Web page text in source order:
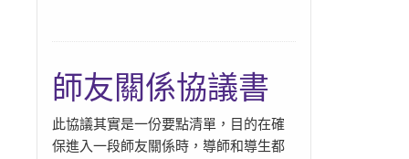
師友關係協議書
此協議其實是一份要點清單，目的在確
保進入一段師友關係時，導師和導生都